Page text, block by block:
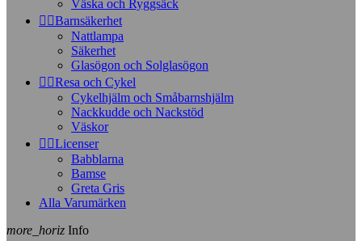
Väska och Ryggsäck
 Barnsäkerhet
Nattlampa
Säkerhet
Glasögon och Solglasögon
 Resa och Cykel
Cykelhjälm och Småbarnshjälm
Nackkudde och Nackstöd
Väskor
 Licenser
Babblarna
Bamse
Greta Gris
Alla Varumärken
more_horiz Info